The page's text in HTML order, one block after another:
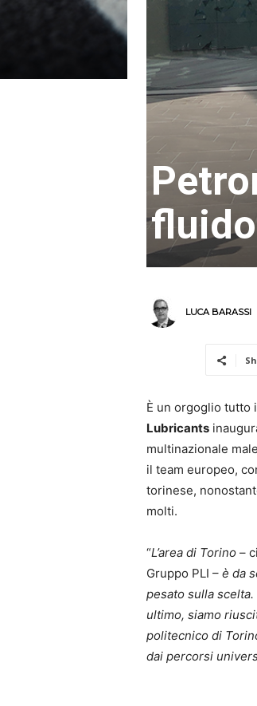
fluido
LUCA BARASSI
È un orgoglio tutto
Lubricants
multinazionale
il team europeo,
torinese,
molti.
“L’area di Torino –
Gruppo PLI – è da
pesato sulla
ultimo, siamo
politecnico di
dai percorsi